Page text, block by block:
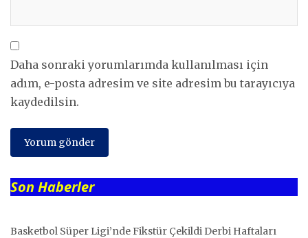
Daha sonraki yorumlarımda kullanılması için
adım, e-posta adresim ve site adresim bu tarayıcıya
kaydedilsin.
Son Haberler
Basketbol Süper Ligi’nde Fikstür Çekildi Derbi Haftaları